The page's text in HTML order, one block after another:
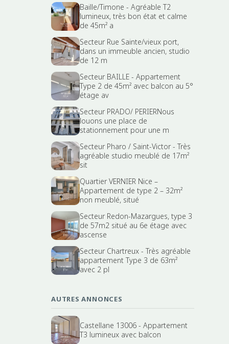
Baille/Timone - Agréable T2
lumineux, très bon état et calme
de 45m² a
Secteur Rue Sainte/vieux port,
dans un immeuble ancien, studio
de 12 m
Secteur BAILLE - Appartement
Type 2 de 45m² avec balcon au 5°
étage av
Secteur PRADO/ PERIERNous
louons une place de
stationnement pour une m
Secteur Pharo / Saint-Victor - Très
agréable studio meublé de 17m²
sit
Quartier VERNIER Nice –
Appartement de type 2 – 32m²
non meublé, situé
Secteur Redon-Mazargues, type 3
de 57m2 situé au 6e étage avec
ascense
Secteur Chartreux - Très agréable
appartement Type 3 de 63m²
avec 2 pl
AUTRES ANNONCES
Castellane 13006 - Appartement
T3 lumineux avec balcon